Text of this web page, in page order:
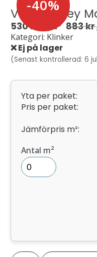
-40%
Venice Grey
530kr / m² 883kr
Kategori: Klinker
❌ Ej på lager
(Senast kontrollerad: 6
Yta per paket:
Pris per paket:
Jämförpris m²:
Antal m²